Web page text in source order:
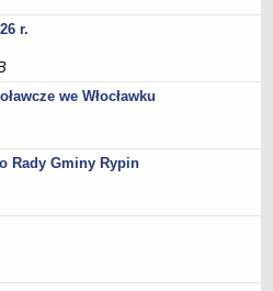
Monitory Polskie
zagospodarowania
granice oraz siedziby
opis granic okręgów wyborczych
r.
we Włocławku
Rady Gminy Rypin